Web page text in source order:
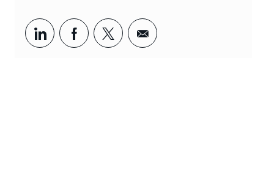
Partager par LinkedIn
Partager par Facebook
<span<span